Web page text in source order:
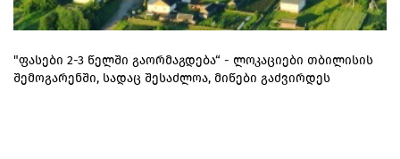
"ფასები 2-3 წელში გაორმაგდება“ - ლოკაციები თბილისის
შემოგარენში, სადაც შესაძლოა, მიწები გაძვირდეს